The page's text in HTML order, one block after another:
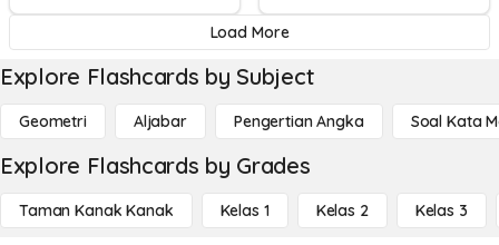
Load More
Explore Flashcards by Subject
Geometri Aljabar Pengertian Angka Soal Kata
Explore Flashcards by Grades
Taman Kanak Kanak Kelas 1 Kelas 2 Kelas 3